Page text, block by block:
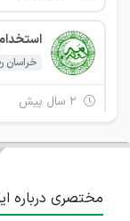
خراسان
۳ سال پیش
مختصری درباره